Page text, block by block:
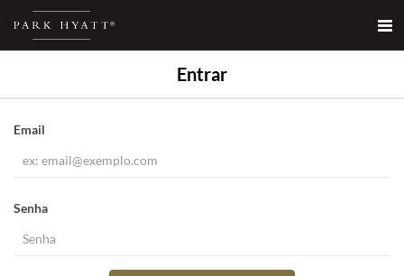
Entrar
Email
Senha